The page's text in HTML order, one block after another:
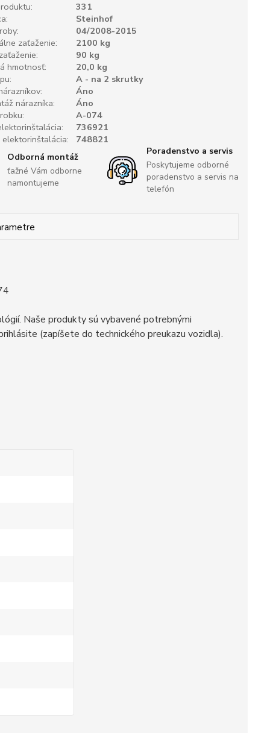
331
Steinhof
04/2008-2015
zaťaženie:
2100 kg
90 kg
hmotnosť:
20,0 kg
A - na 2 skrutky
Áno
nárazníka:
Áno
A-074
736921
elektorinštalácia:
748821
Odborná montáž
ťažné Vám odborne
namontujeme
Poradenstvo a servis
Poskytujeme odborné
poradenstvo a servis na
telefón
Naše produkty sú vybavené potrebnými
(zapíšete do technického preukazu vozidla).